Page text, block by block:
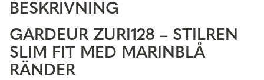
BESKRIVNING
GARDEUR ZURI128 – STILREN
SLIM FIT MED MARINBLÅ
RÄNDER